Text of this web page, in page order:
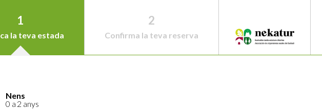
1
la teva estada
2
Confirma la teva reserva
Nens
0 a 2 anys